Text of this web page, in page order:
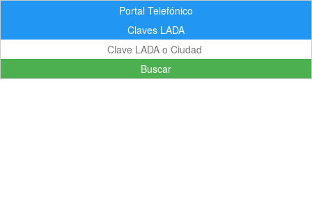
Portal Telefónico
Claves LADA
Buscar